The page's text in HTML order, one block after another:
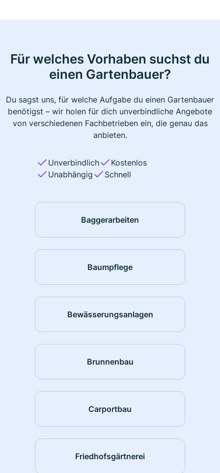
Für welches Vorhaben suchst du
einen Gartenbauer?
Du sagst uns, für welche Aufgabe du einen Gartenbauer
benötigst – wir holen für dich unverbindliche Angebote
von verschiedenen Fachbetrieben ein, die genau das
anbieten.
Unverbindlich
Kostenlos
Unabhängig
Schnell
Baggerarbeiten
Baumpflege
Bewässerungsanlagen
Brunnenbau
Carportbau
Friedhofsgärtnerei